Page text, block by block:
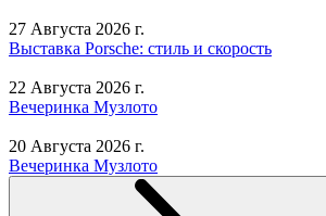
27 Августа 2026 г.
Выставка Porsche: стиль и скорость
22 Августа 2026 г.
Вечеринка Музлото
20 Августа 2026 г.
Вечеринка Музлото